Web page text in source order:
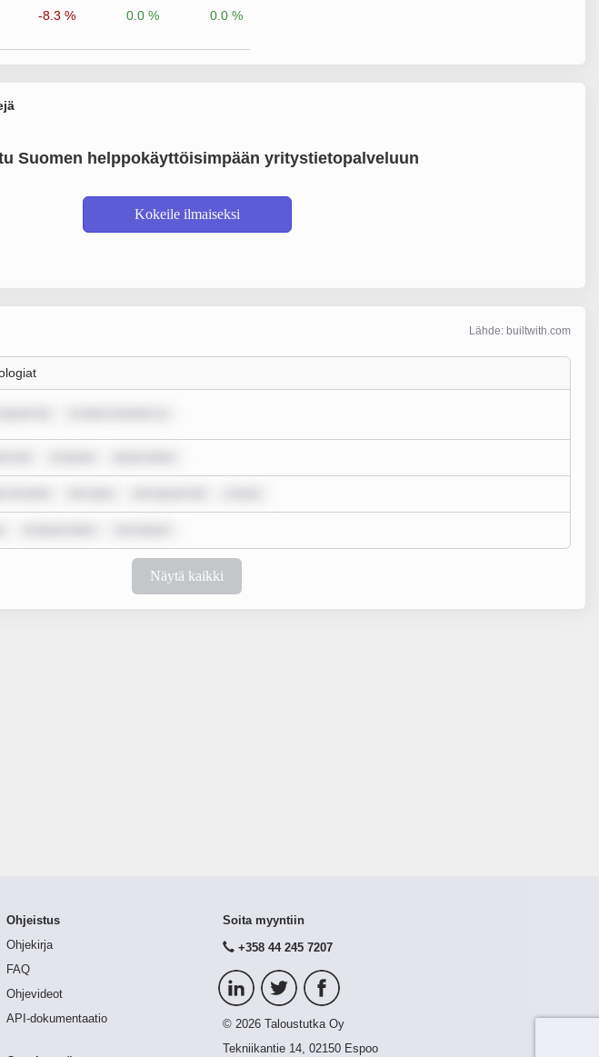
-8.3 % 0.0 % 0.0 %
Suomen helppokäyttöisimpään yritystietopalveluun
Kokeile ilmaiseksi
Lähde: builtwith.com
Näytä kaikki
Ohjeistus
Ohjekirja
FAQ
Ohjevideot
API-dokumentaatio
Soita myyntiin
+358 44 245 7207
© 2026 Taloustutka Oy
Tekniikantie 14, 02150 Espoo